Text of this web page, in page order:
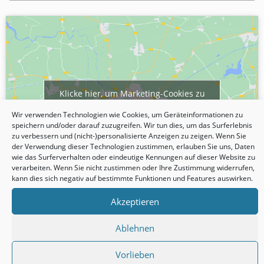
Wir verwenden Technologien wie Cookies, um Geräteinformationen zu
speichern und/oder darauf zuzugreifen. Wir tun dies, um das Surferlebnis
zu verbessern und (nicht-)personalisierte Anzeigen zu zeigen. Wenn Sie
der Verwendung dieser Technologien zustimmen, erlauben Sie uns, Daten
wie das Surferverhalten oder eindeutige Kennungen auf dieser Website zu
verarbeiten. Wenn Sie nicht zustimmen oder Ihre Zustimmung widerrufen,
kann dies sich negativ auf bestimmte Funktionen und Features auswirken.
Akzeptieren
Ablehnen
Vorlieben
Klicke hier, um Marketing-Cookies zu
aktivieren